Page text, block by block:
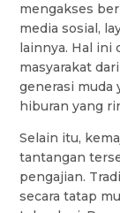
mengakses
media sosial,
lainnya. Hal ini
masyarakat
generasi
hiburan yang
Selain itu,
tantangan
pengajian.
secara tatap